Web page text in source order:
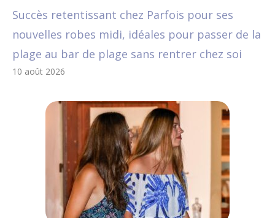
Succès retentissant chez Parfois pour ses
nouvelles robes midi, idéales pour passer de la
plage au bar de plage sans rentrer chez soi
10 août 2026